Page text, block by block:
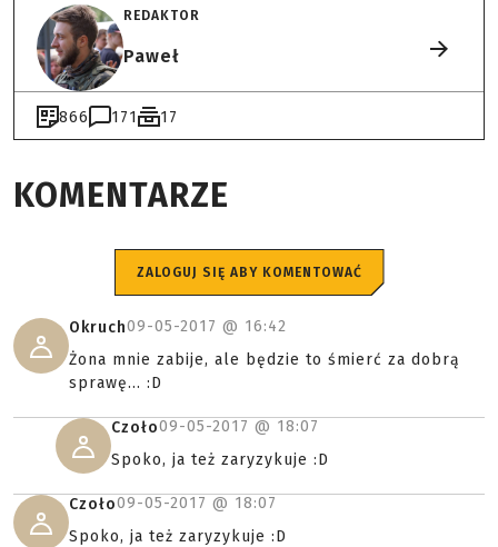
REDAKTOR
Paweł
866 171 17
KOMENTARZE
ZALOGUJ SIĘ ABY KOMENTOWAĆ
Okruch09-05-2017 @ 16:42
Żona mnie zabije, ale będzie to śmierć za dobrą
sprawę... :D
Czoło09-05-2017 @ 18:07
Spoko, ja też zaryzykuje :D
Czoło09-05-2017 @ 18:07
Spoko, ja też zaryzykuje :D